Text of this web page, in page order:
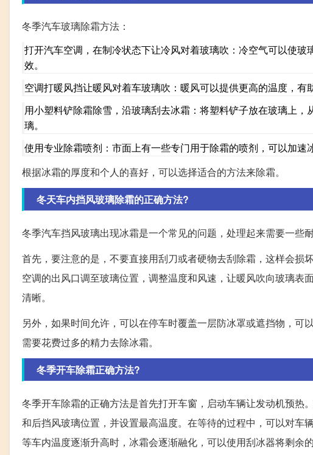
冬季汽车玻璃除霜方法：
打开汽车空调，在制冷状态下让冷风对着玻璃吹：冷空气可以使
效。
空调打暖风挡让暖风对着车玻璃吹：暖风可以提供更高的温度，有
用小塑料铲除霜除雪，沿玻璃刮去冰霜：将塑料铲子放在玻璃上
璃。
使用专业除霜喷剂：市面上有一些专门用于除霜的喷剂，可以加速
根据冰霜的厚度和个人的喜好，可以选择适合的方法来除霜。
冬天车内挡风玻璃除霜的正确方法?
冬季汽车挡风玻璃出现冰霜是一个常见的问题，处理起来需要一些耐
首先，要注意的是，不要直接用刮刀或者硬物去刮除霜，这样会
空调的出风口调至玻璃位置，调整温度和风速，让暖风吹向玻璃
清晰。
另外，如果时间允许，可以在停车时覆盖一层防冰罩或遮挡物，
需要花费过多的精力去除冰霜。
冬季开车除霜正确方法?
冬季开车除霜的正确方法是首先打开车窗，启动车辆让发动机预
和后挡风玻璃位置，并设置最高温度。在等待的过程中，可以对车
等车内温度逐渐升高时，冰霜会逐渐融化，可以使用刮冰器将剩余的